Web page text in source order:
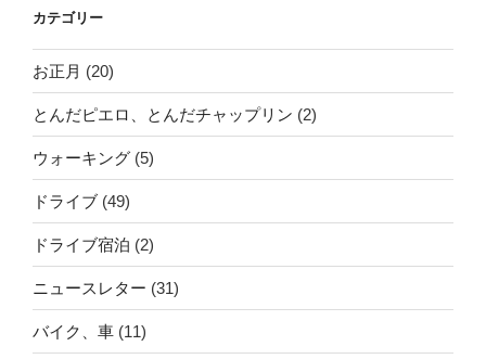
カテゴリー
お正月 (20)
とんだピエロ、とんだチャップリン (2)
ウォーキング (5)
ドライブ (49)
ドライブ宿泊 (2)
ニュースレター (31)
バイク、車 (11)